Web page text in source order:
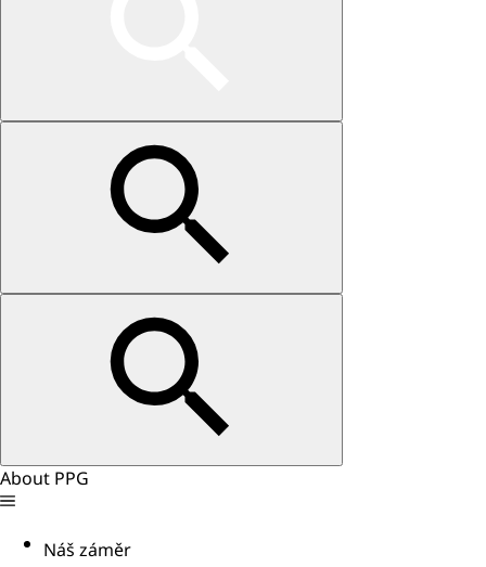
About PPG
Náš záměr